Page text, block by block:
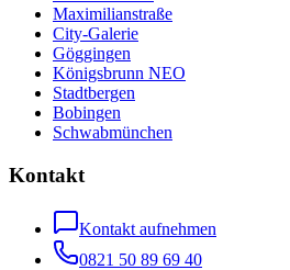
Maximilianstraße
City-Galerie
Göggingen
Königsbrunn NEO
Stadtbergen
Bobingen
Schwabmünchen
Kontakt
Kontakt aufnehmen
0821 50 89 69 40